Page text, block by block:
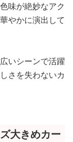
味が絶妙なアク
やかに演出して
いシーンで活躍
さを失わないカ
大きめカー